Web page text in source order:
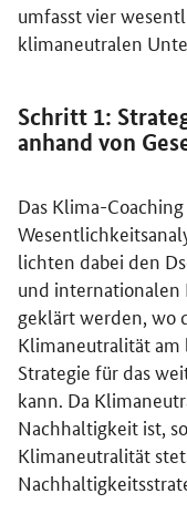
umfasst vier
klimaneutralen
Schritt 1:
anhand von
Das Klima-Coaching
lichten dabei den
und internationalen
geklärt werden, wo
Klimaneutralität am
Strategie für das
kann. Da
Nachhaltigkeit ist,
Klimaneutralität